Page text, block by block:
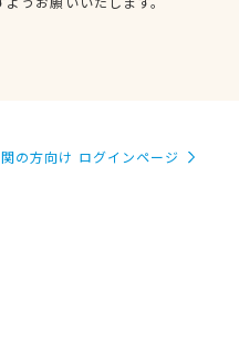
の方向け ログインページ